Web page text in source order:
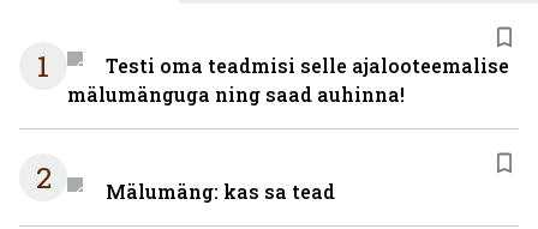
1
Testi oma teadmisi selle ajalooteemalise
mälumänguga ning saad auhinna!
2 Mälumäng: kas sa tead